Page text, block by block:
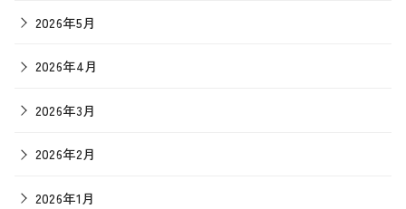
2026年5月
2026年4月
2026年3月
2026年2月
2026年1月